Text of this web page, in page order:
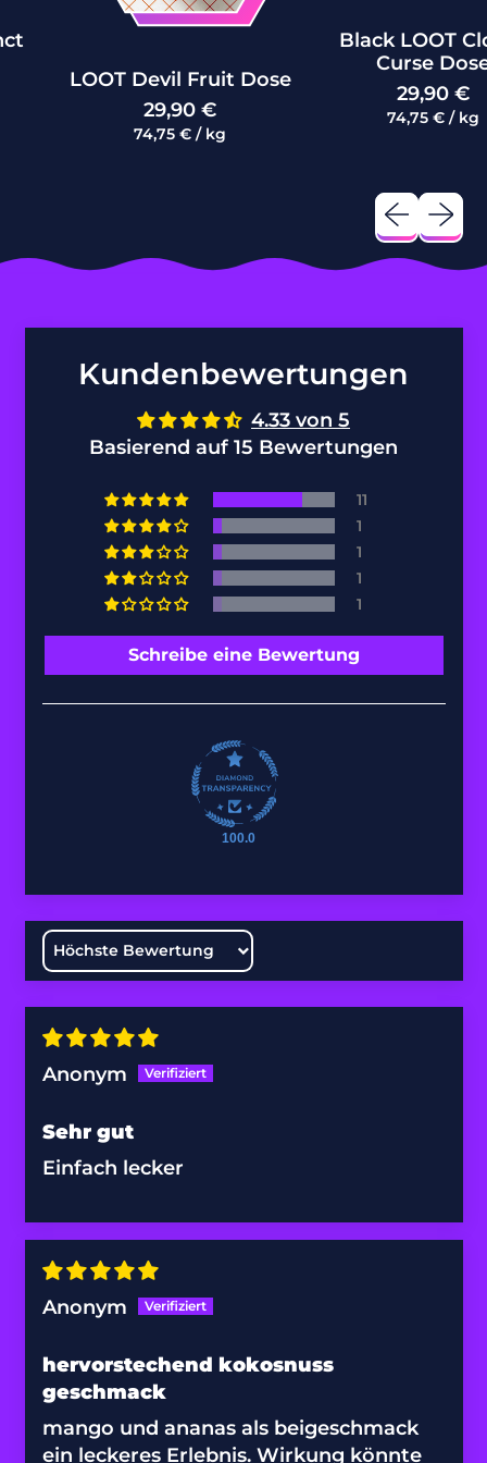
LOOT Devil Fruit Dose
Normaler Preis
29,90 €
Preis pro Einheit
/pro
kg
Black LOOT Clover
Curse Dose
Normaler Preis
29,90 €
Preis pro Einheit
/pro
kg
Kundenbewertungen
4.33 von 5
Basierend auf 15 Bewertungen
11
1
1
1
1
Schreibe eine Bewertung
100.0
Sort by
Anonym
Sehr gut
Einfach lecker
Anonym
hervorstechend kokosnuss
geschmack
mango und ananas als beigeschmack
ein leckeres Erlebnis. Wirkung könnte
Indischen Ozean
(USD $)
Brunei Darussalam
Fr)
Chile (EUR €)
China (CNY ¥)
Cookinseln (NZD $)
Costa Rica (CRC ₡)
Côte d’Ivoire (XOF
Curaçao (ANG ƒ)
Dänemark (DKK
Deutschland (EUR
Dominica (XCD $)
Dominikanische
Ecuador (USD $)
El Salvador (USD $)
Eritrea (EUR €)
Estland (EUR €)
Eswatini (EUR €)
Falklandinseln
(FKP £)
Finnland (EUR €)
Frankreich (EUR €)
Französisch-
Französisch-
Polynesien (XPF Fr)
Französische